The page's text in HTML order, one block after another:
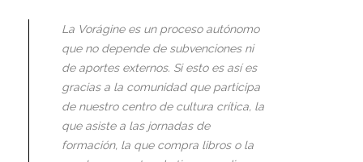
La Vorágine es un proceso autónomo
que no depende de subvenciones ni
de aportes externos. Si esto es así es
gracias a la comunidad que participa
de nuestro centro de cultura crítica, la
que asiste a las jornadas de
formación, la que compra libros o la